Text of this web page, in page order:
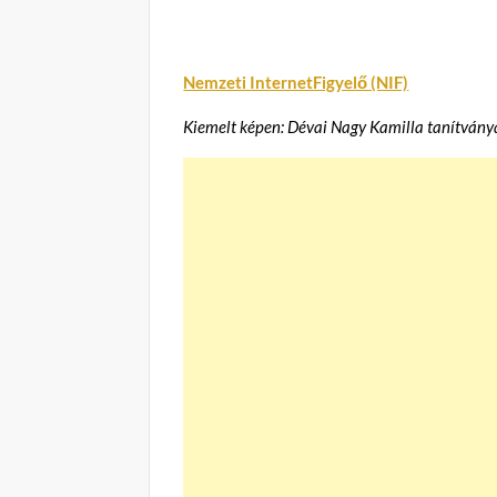
Nemzeti InternetFigyelő (NIF)
Kiemelt képen: Dévai Nagy Kamilla